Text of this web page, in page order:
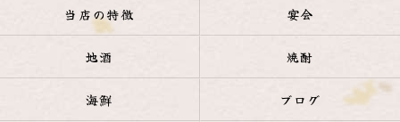
当店の特徴 宴会
地酒 焼酎
海鮮 ブログ